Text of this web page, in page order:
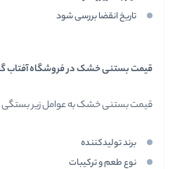
تاریخ انقضا بررسی شود
قیمت بستنی خشک در فروشگاه آفتاب
قیمت بستنی خشک به عوامل زیر بستگی
برند تولیدکننده
نوع طعم و ترکیبات